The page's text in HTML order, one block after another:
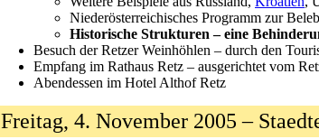
Niederösterreichisches Programm zur
Historische Strukturen – eine
Besuch der Retzer Weinhöhlen – durch den
Empfang im Rathaus Retz – ausgerichtet vom
Abendessen im Hotel Althof Retz
Freitag, 4. November 2005 –